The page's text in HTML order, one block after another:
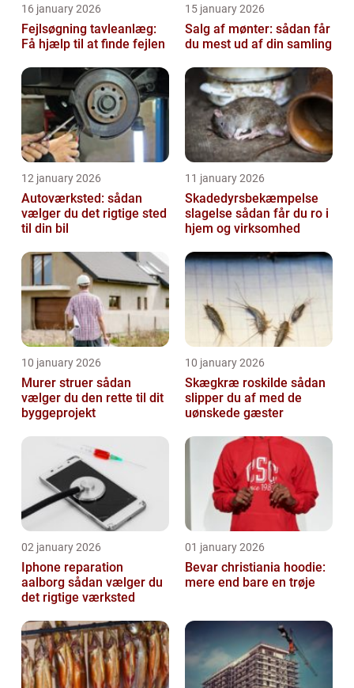
16 january 2026
Fejlsøgning tavleanlæg:
Få hjælp til at finde fejlen
15 january 2026
Salg af mønter: sådan får
du mest ud af din samling
12 january 2026
Autoværksted: sådan
vælger du det rigtige sted
til din bil
11 january 2026
Skadedyrsbekæmpelse
slagelse sådan får du ro i
hjem og virksomhed
10 january 2026
Murer struer sådan
vælger du den rette til dit
byggeprojekt
10 january 2026
Skægkræ roskilde sådan
slipper du af med de
uønskede gæster
02 january 2026
Iphone reparation
aalborg sådan vælger du
det rigtige værksted
01 january 2026
Bevar christiania hoodie:
mere end bare en trøje